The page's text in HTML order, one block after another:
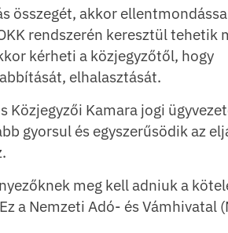
összegét, akkor
rendszerén keresztül tehetik
kérheti a közjegyzőtől, hogy
elhalasztását.
Közjegyzői Kamara jogi
gyorsul és egyszerűsödik az
meg kell adniuk a
a Nemzeti Adó- és Vámhivatal